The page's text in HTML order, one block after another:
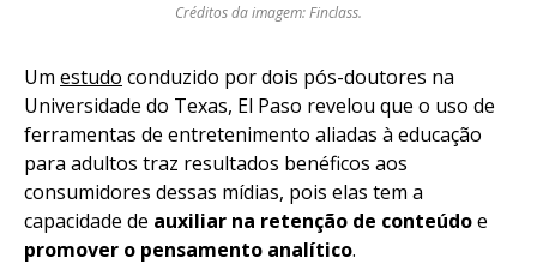
Créditos da imagem: Finclass.
Um estudo conduzido por dois pós-doutores na
Universidade do Texas, El Paso revelou que o uso de
ferramentas de entretenimento aliadas à educação
para adultos traz resultados benéficos aos
consumidores dessas mídias, pois elas tem a
capacidade de auxiliar na retenção de conteúdoe
promover o pensamento analítico.